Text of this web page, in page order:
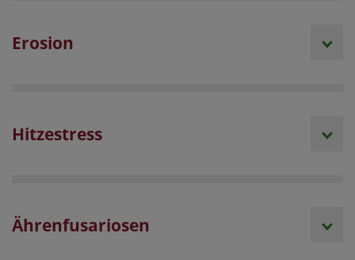
Erosion
Hitzestress
Ährenfusariosen